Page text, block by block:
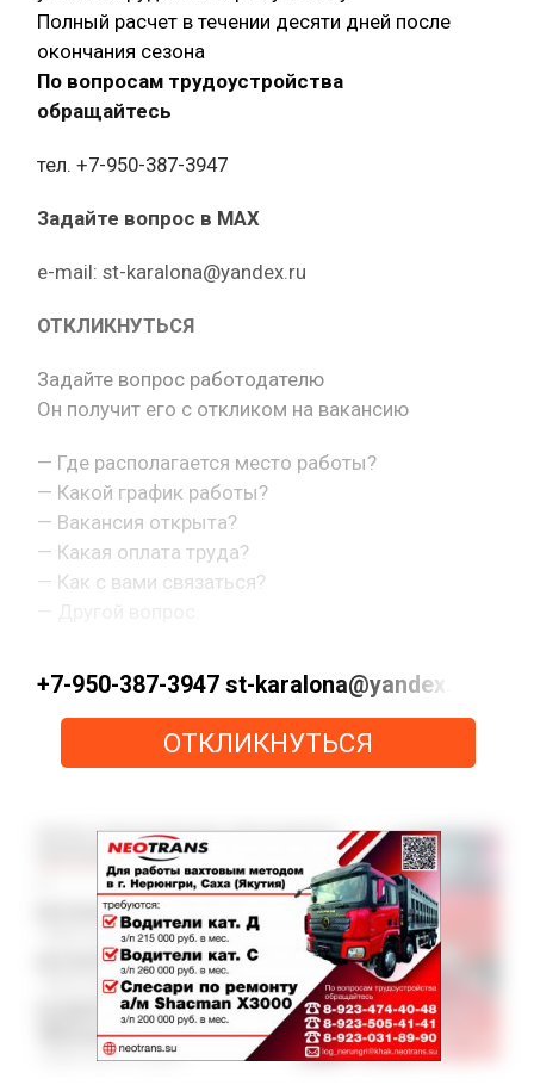
Полный расчет в течении десяти дней после
окончания сезона
По вопросам трудоустройства
обращайтесь
тел. +7-950-387-3947
Задайте вопрос в MAX
е-mail: st-karalona@yandex.ru
ОТКЛИКНУТЬСЯ
Задайте вопрос работодателю
Он получит его с откликом на вакансию
— Где располагается место работы?
— Какой график работы?
— Вакансия открыта?
— Какая оплата труда?
— Как с вами связаться?
+7-950-387-3947 st-karalona@yandex.ru
ОТКЛИКНУТЬСЯ